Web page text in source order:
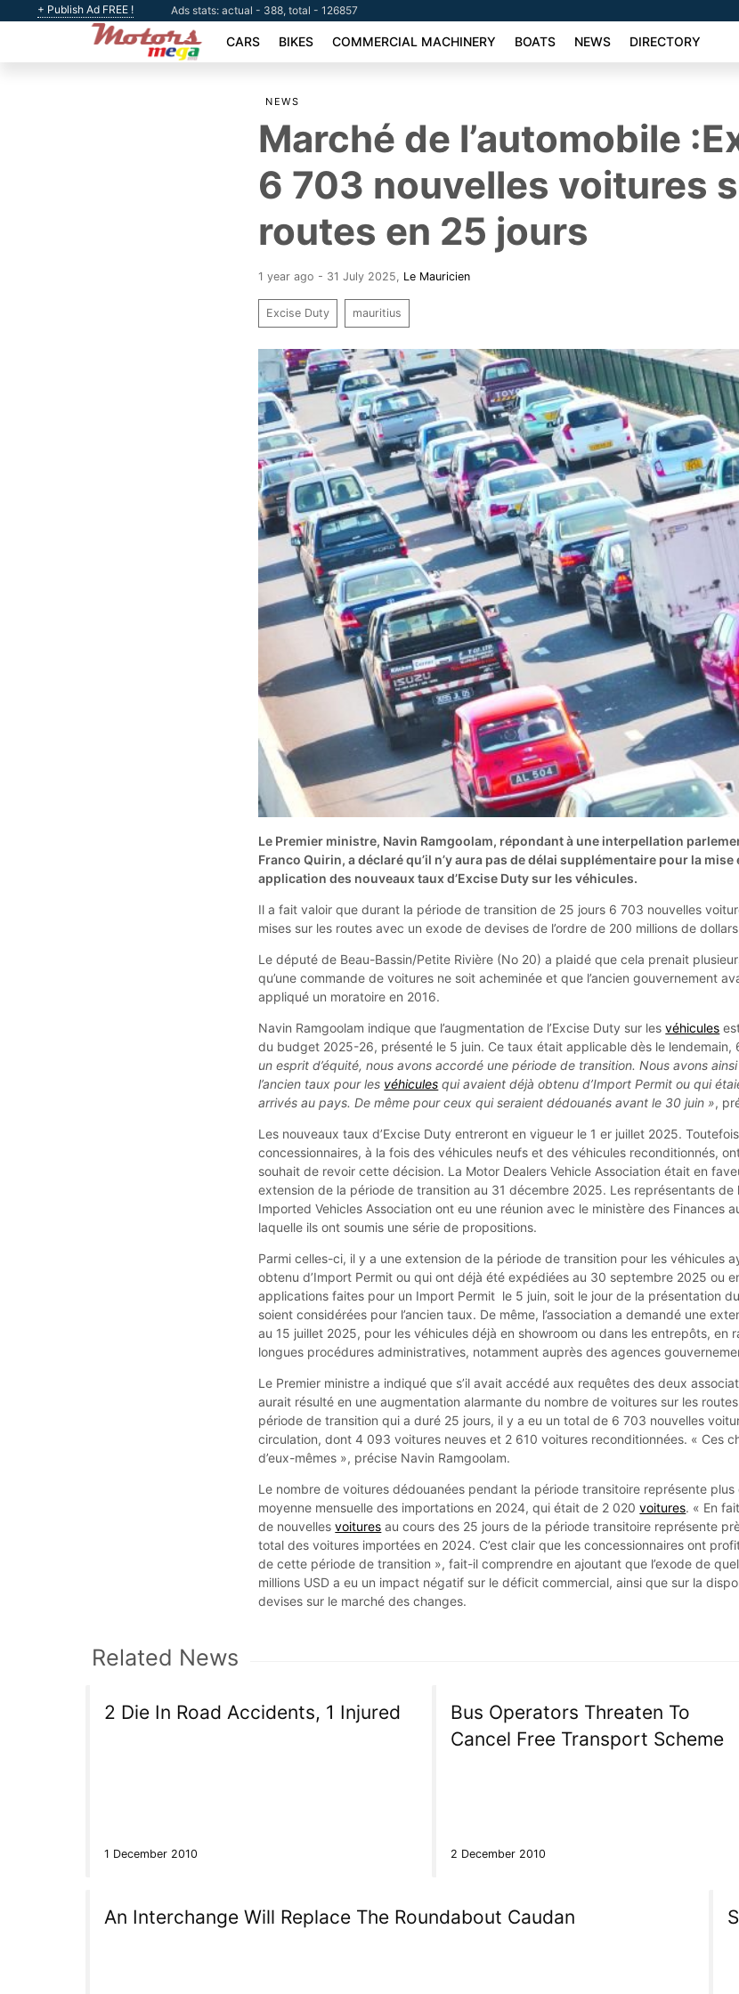
+ Publish Ad FREE ! Ads stats: actual - 388, total - 126857
CARS BIKES COMMERCIAL MACHINERY BOATS NEWS DIRECTORY
NEWS
Marché de l’automobile
6 703 nouvelles voitures
routes en 25 jours
1 year ago - 31 July 2025 Le Mauricien
Excise Duty mauritius
Le Premier ministre, Navin Ramgoolam, répondant à une interpellation
Franco Quirin, a déclaré qu’il n’y aura pas de délai supplémentaire pour la mise
application des nouveaux taux d’Excise Duty sur les véhicules.
Il a fait valoir que durant la période de transition de 25 jours 6 703 nouvelles
mises sur les routes avec un exode de devises de l’ordre de 200 millions de
Le député de Beau-Bassin/Petite Rivière (No 20) a plaidé que cela prenait
qu’une commande de voitures ne soit acheminée et que l’ancien gouvernement
appliqué un moratoire en 2016.
Navin Ramgoolam indique que l’augmentation de l’Excise Duty sur lesvéhicules
du budget 2025-26, présenté le 5 juin. Ce taux était applicable dès le lendemain,
un esprit d’équité, nous avons accordé une période de transition. Nous avons
l’ancien taux pour les véhicules qui avaient déjà obtenu d’Import Permit ou qui
arrivés au pays. De même pour ceux qui seraient dédouanés avant le 30 juin »,
Les nouveaux taux d’Excise Duty entreront en vigueur le 1 er juillet 2025.
concessionnaires, à la fois des véhicules neufs et des véhicules reconditionnés,
souhait de revoir cette décision. La Motor Dealers Vehicle Association était en
extension de la période de transition au 31 décembre 2025. Les représentants de
Imported Vehicles Association ont eu une réunion avec le ministère des Finances
laquelle ils ont soumis une série de propositions.
Parmi celles-ci, il y a une extension de la période de transition pour les véhicules
obtenu d’Import Permit ou qui ont déjà été expédiées au 30 septembre 2025 ou
applications faites pour un Import Permit le 5 juin, soit le jour de la présentation
soient considérées pour l’ancien taux. De même, l’association a demandé une
au 15 juillet 2025, pour les véhicules déjà en showroom ou dans les entrepôts, en
longues procédures administratives, notamment auprès des agences
Le Premier ministre a indiqué que s’il avait accédé aux requêtes des deux
aurait résulté en une augmentation alarmante du nombre de voitures sur les
période de transition qui a duré 25 jours, il y a eu un total de 6 703 nouvelles
circulation, dont 4 093 voitures neuves et 2 610 voitures reconditionnées. « Ces
d’eux-mêmes », précise Navin Ramgoolam.
Le nombre de voitures dédouanées pendant la période transitoire représente plus
moyenne mensuelle des importations en 2024, qui était de 2 020voitures. « En
de nouvellesvoitures au cours des 25 jours de la période transitoire représente
total des voitures importées en 2024. C’est clair que les concessionnaires ont
de cette période de transition », fait-il comprendre en ajoutant que l’exode de
millions USD a eu un impact négatif sur le déficit commercial, ainsi que sur la
devises sur le marché des changes.
Related News
2 Die In Road Accidents, 1 Injured
1 December 2010
Bus Operators Threaten To
Cancel Free Transport Scheme
2 December 2010
An Interchange Will Replace The Roundabout Caudan